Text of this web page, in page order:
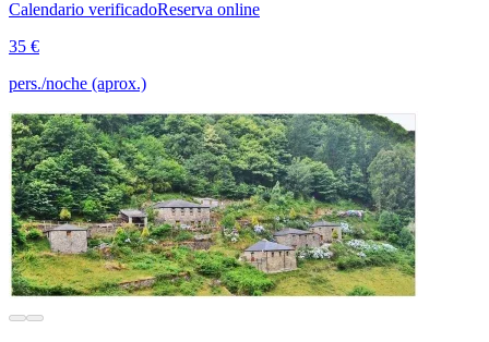
Calendario verificadoReserva online
35 €
pers./noche (aprox.)